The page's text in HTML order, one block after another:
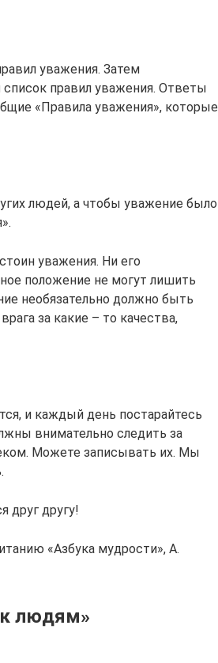
уважения. Затем
правил уважения. Ответы
«Правила уважения», которые
людей, а чтобы уважение было
уважения. Ни его
положение не могут лишить
необязательно должно быть
за какие – то качества,
и каждый день постарайтесь
внимательно следить за
Можете записывать их. Мы
друг другу!
«Азбука мудрости», А.
к людям»